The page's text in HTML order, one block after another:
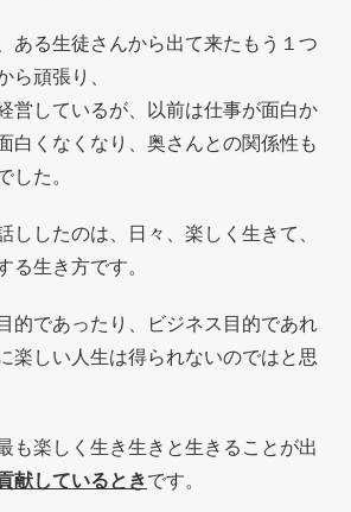
ある生徒さんから出て来たもう１つ
頑張り、
営しているが、以前は仕事が面白か
白くなくなり、奥さんとの関係性も
た。
ししたのは、日々、楽しく生きて、
る生き方です。
的であったり、ビジネス目的であれ
楽しい人生は得られないのではと思
も楽しく生き生きと生きることが出
献しているときです。